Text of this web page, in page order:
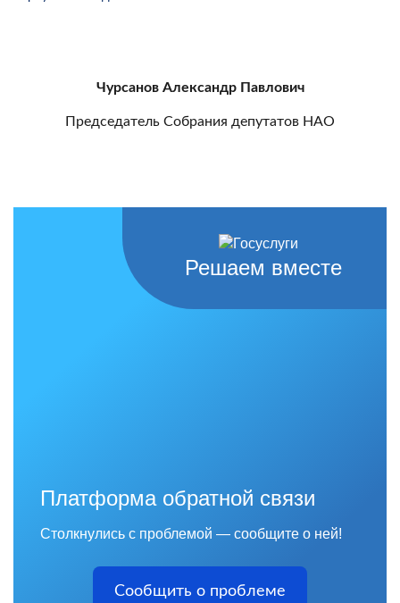
Чурсанов Александр Павлович
Председатель Собрания депутатов НАО
Решаем вместе
Платформа обратной связи
Столкнулись с проблемой — сообщите о ней!
Сообщить о проблеме